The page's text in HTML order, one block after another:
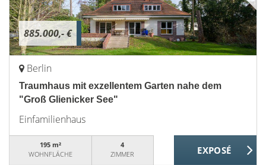
885.000,- €
Berlin
Traumhaus mit exzellentem Garten nahe dem
"Groß Glienicker See"
Einfamilienhaus
195 m²
WOHNFLÄCHE
4
ZIMMER